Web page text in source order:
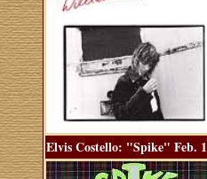
Elvis Costello: "Spike" Feb.